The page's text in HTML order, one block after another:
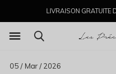
LIVRAISON GRATUITE
05 / Mar / 2026